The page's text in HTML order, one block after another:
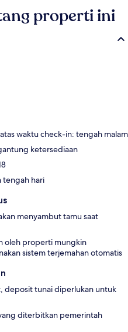
properti ini
waktu check-in: tengah malam
ketersediaan
tengah hari
menyambut tamu saat
oleh properti mungkin
sistem terjemahan otomatis
deposit tunai diperlukan untuk
diterbitkan pemerintah